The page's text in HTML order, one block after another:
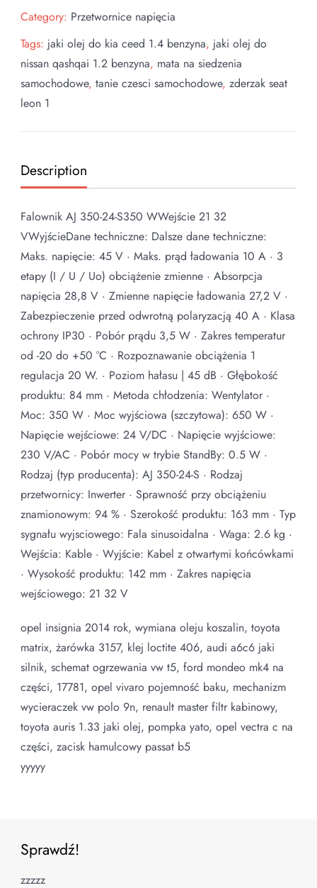
Category: Przetwornice napięcia
Tags: jaki olej do kia ceed 1.4 benzyna, jaki olej do
nissan qashqai 1.2 benzyna, mata na siedzenia
samochodowe, tanie czesci samochodowe, zderzak seat
leon 1
Description
Falownik AJ 350-24-S350 WWejście 21 32
VWyjścieDane techniczne: Dalsze dane techniczne:
Maks. napięcie: 45 V · Maks. prąd ładowania 10 A · 3
etapy (I / U / Uo) obciążenie zmienne · Absorpcja
napięcia 28,8 V · Zmienne napięcie ładowania 27,2 V ·
Zabezpieczenie przed odwrotną polaryzacją 40 A · Klasa
ochrony IP30 · Pobór prądu 3,5 W · Zakres temperatur
od -20 do +50 °C · Rozpoznawanie obciążenia 1
regulacja 20 W. · Poziom hałasu | 45 dB · Głębokość
produktu: 84 mm · Metoda chłodzenia: Wentylator ·
Moc: 350 W · Moc wyjściowa (szczytowa): 650 W ·
Napięcie wejściowe: 24 V/DC · Napięcie wyjściowe:
230 V/AC · Pobór mocy w trybie StandBy: 0.5 W ·
Rodzaj (typ producenta): AJ 350-24-S · Rodzaj
przetwornicy: Inwerter · Sprawność przy obciążeniu
znamionowym: 94 % · Szerokość produktu: 163 mm · Typ
sygnału wyjsciowego: Fala sinusoidalna · Waga: 2.6 kg ·
Wejścia: Kable · Wyjście: Kabel z otwartymi końcówkami
· Wysokość produktu: 142 mm · Zakres napięcia
wejściowego: 21 32 V
opel insignia 2014 rok, wymiana oleju koszalin, toyota
matrix, żarówka 3157, klej loctite 406, audi a6c6 jaki
silnik, schemat ogrzewania vw t5, ford mondeo mk4 na
części, 17781, opel vivaro pojemność baku, mechanizm
wycieraczek vw polo 9n, renault master filtr kabinowy,
toyota auris 1.33 jaki olej, pompka yato, opel vectra c na
części, zacisk hamulcowy passat b5
yyyyy
Sprawdź!
zzzzz